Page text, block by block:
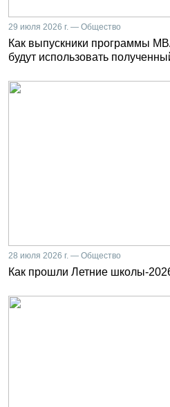
29 июля 2026 г. — Общество
Как выпускники программы
будут использовать
28 июля 2026 г. — Общество
Как прошли Летние школы-